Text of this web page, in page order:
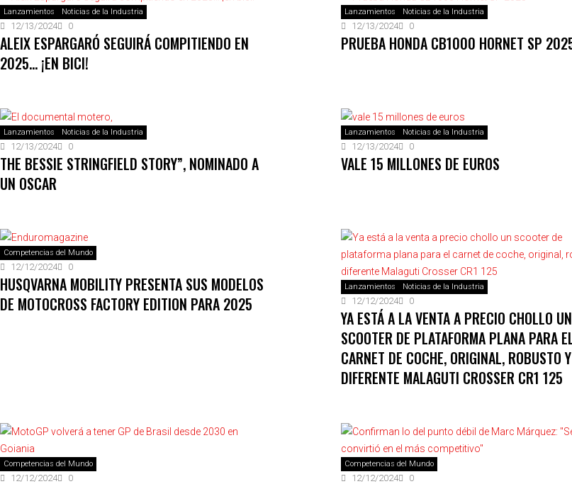
Lanzamientos Noticias de la Industria
12/13/2024 0
ALEIX ESPARGARÓ SEGUIRÁ COMPITIENDO EN
2025… ¡EN BICI!
Lanzamientos Noticias de la Industria
12/13/2024 0
PRUEBA HONDA CB1000 HORNET SP
Lanzamientos Noticias de la Industria
12/13/2024 0
THE BESSIE STRINGFIELD STORY”, NOMINADO A
UN OSCAR
Lanzamientos Noticias de la Industria
12/13/2024 0
VALE 15 MILLONES DE EUROS
Competencias del Mundo
12/12/2024 0
HUSQVARNA MOBILITY PRESENTA SUS MODELOS
DE MOTOCROSS FACTORY EDITION PARA 2025
Lanzamientos Noticias de la Industria
12/12/2024 0
YA ESTÁ A LA VENTA A PRECIO CHOLLO UN
SCOOTER DE PLATAFORMA PLANA PARA
CARNET DE COCHE, ORIGINAL, ROBUSTO Y
DIFERENTE MALAGUTI CROSSER CR1 125
Competencias del Mundo
12/12/2024 0
Competencias del Mundo
12/12/2024 0